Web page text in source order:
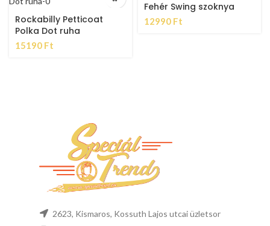
Rockabilly Petticoat
Polka Dot ruha
15190 Ft
Fehér Swing szoknya
12990 Ft
2623, Kismaros, Kossuth Lajos utcai üzletsor